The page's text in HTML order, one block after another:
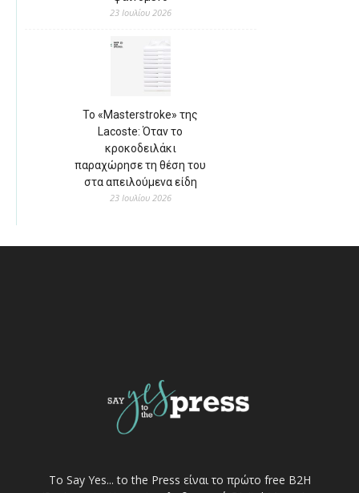
23 Ιουλίου 2026
Το «Masterstroke» της
Lacoste: Όταν το
κροκοδειλάκι
παραχώρησε τη θέση του
στα απειλούμενα είδη
23 Ιουλίου 2026
Το Say Yes... to the Press είναι το πρώτο free Β2Η